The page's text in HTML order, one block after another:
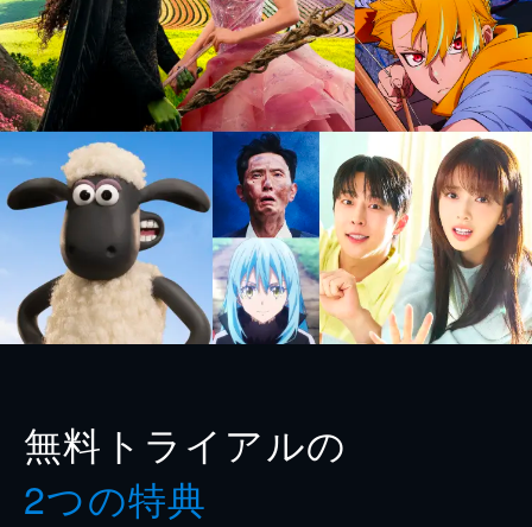
無料トライアルの
2つの特典